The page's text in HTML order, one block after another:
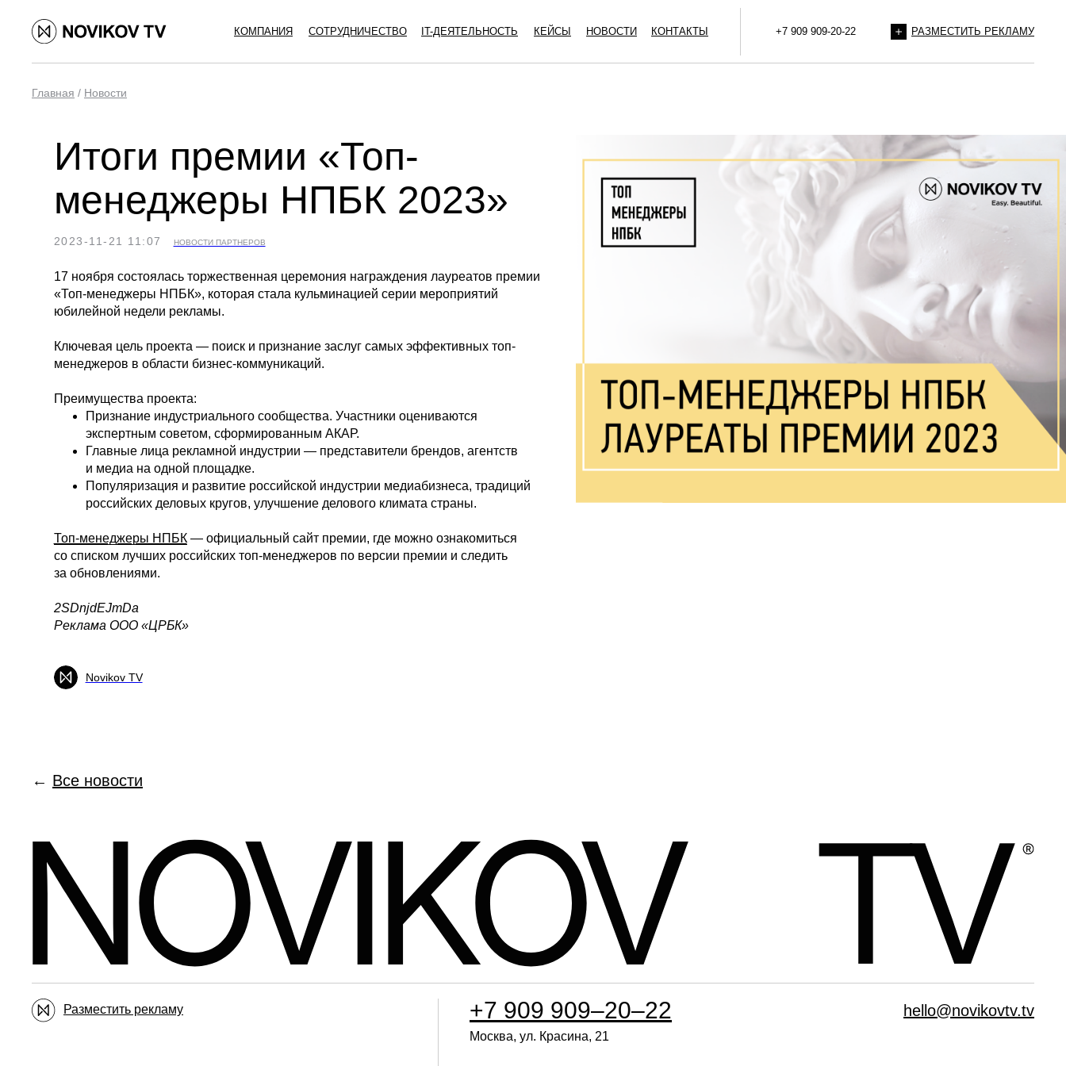
РАЗМЕСТИТЬ РЕКЛАМУ
+7 909 909-20-22
КОМПАНИЯ IT-ДЕЯТЕЛЬНОСТЬ
СОТРУДНИЧЕСТВО КЕЙСЫ НОВОСТИ КОНТАКТЫ
Главная / Новости
Итоги премии «Топ-
менеджеры НПБК 2023»
2023-11-21 11:07 НОВОСТИ ПАРТНЕРОВ
17 ноября состоялась торжественная церемония награждения лауреатов премии
«Топ-менеджеры НПБК», которая стала кульминацией серии мероприятий
юбилейной недели рекламы.
Ключевая цель проекта — поиск и признание заслуг самых эффективных топ-
менеджеров в области бизнес-коммуникаций.
Преимущества проекта:
Признание индустриального сообщества. Участники оцениваются
экспертным советом, сформированным АКАР.
Главные лица рекламной индустрии — представители брендов, агентств
и медиа на одной площадке.
Популяризация и развитие российской индустрии медиабизнеса, традиций
российских деловых кругов, улучшение делового климата страны.
Топ-менеджеры НПБК— официальный сайт премии, где можно ознакомиться
со списком лучших российских топ-менеджеров по версии премии и следить
за обновлениями.
2SDnjdEJmDa
Реклама ООО «ЦРБК»
Novikov TV
← Все новости
Разместить рекламу hello@novikovtv.tv
+7 909 909–20–22
Москва, ул. Красина, 21